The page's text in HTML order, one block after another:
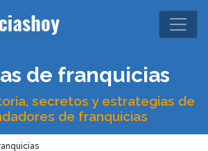
de franquicias
secretos y estrategias de
de franquicias